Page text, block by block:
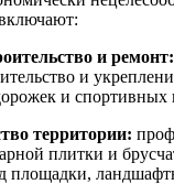
и ремонт:
и
и спортивных
территории:
плитки и
площадки,